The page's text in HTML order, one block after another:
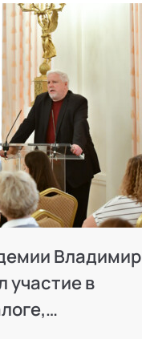
Владимир
участие в